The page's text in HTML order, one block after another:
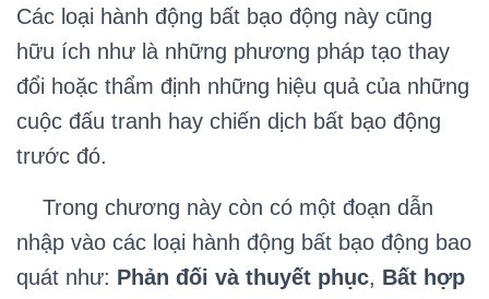
Các loại hành động bất bạo động này cũng
hữu ích như là những phương pháp tạo thay
đổi hoặc thẩm định những hiệu quả của những
cuộc đấu tranh hay chiến dịch bất bạo động
trước đó.
Trong chương này còn có một đoạn dẫn
nhập vào các loại hành động bất bạo động bao
quát như: Phản đối và thuyết phục, Bất hợp